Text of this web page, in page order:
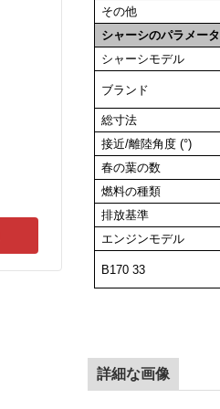
その他
シャーシのパラメータ
シャーシモデル
ブランド
総寸法
接近/離陸角度 (°)
春の葉の数
燃料の種類
排放基準
エンジンモデル
B170 33
詳細な画像